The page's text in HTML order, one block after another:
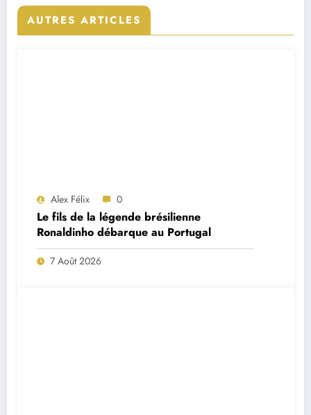
AUTRES ARTICLES
Alex Félix 0
Le fils de la légende brésilienne
Ronaldinho débarque au Portugal
7 Août 2026